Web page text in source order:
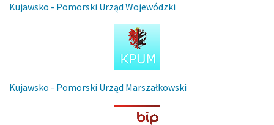
Kujawsko - Pomorski Urząd Wojewódzki
Kujawsko - Pomorski Urząd Marszałkowski